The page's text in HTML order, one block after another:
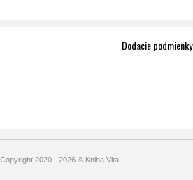
Dodacie podmienky
Copyright 2020 - 2026 © Kniha Vita